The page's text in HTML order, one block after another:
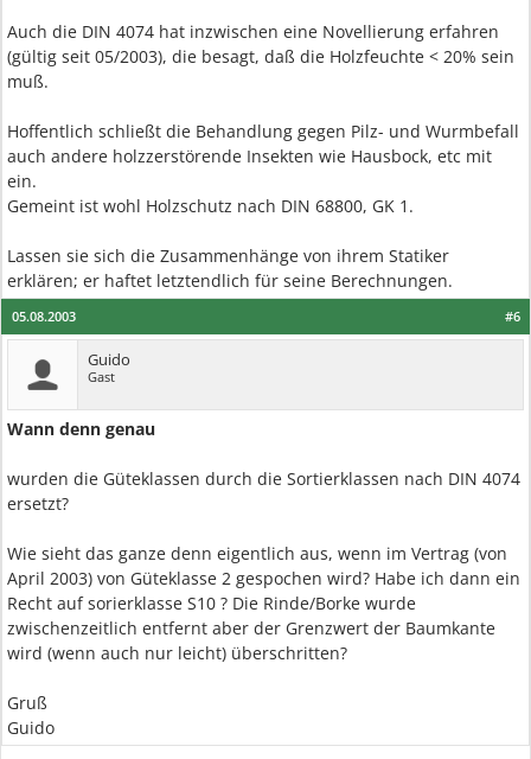
Auch die DIN 4074 hat inzwischen eine Novellierung erfahren
(gültig seit 05/2003), die besagt, daß die Holzfeuchte < 20% sein
muß.
Hoffentlich schließt die Behandlung gegen Pilz- und Wurmbefall
auch andere holzzerstörende Insekten wie Hausbock, etc mit
ein.
Gemeint ist wohl Holzschutz nach DIN 68800, GK 1.
Lassen sie sich die Zusammenhänge von ihrem Statiker
erklären; er haftet letztendlich für seine Berechnungen.
#6
05.08.2003
Guido
Gast
Wann denn genau
wurden die Güteklassen durch die Sortierklassen nach DIN 4074
ersetzt?
Wie sieht das ganze denn eigentlich aus, wenn im Vertrag (von
April 2003) von Güteklasse 2 gespochen wird? Habe ich dann ein
Recht auf sorierklasse S10 ? Die Rinde/Borke wurde
zwischenzeitlich entfernt aber der Grenzwert der Baumkante
wird (wenn auch nur leicht) überschritten?
Gruß
Guido